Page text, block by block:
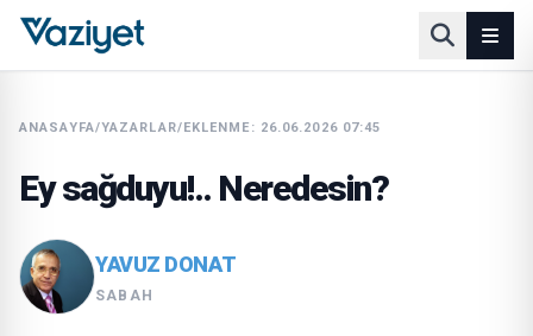
ANASAYFA/YAZARLAR/EKLENME: 26.06.2026 07:45
Ey sağduyu!.. Neredesin?
YAVUZ DONAT
SABAH